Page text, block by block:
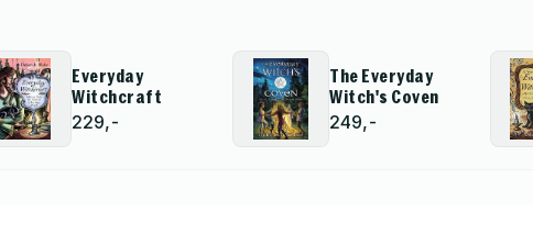
Everyday
Witchcraft
229,-
The Everyday
Witch's Coven
249,-